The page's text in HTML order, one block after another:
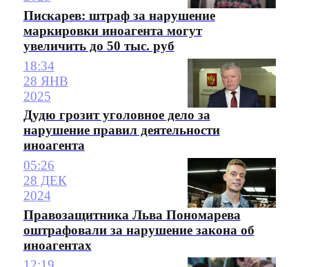
Пискарев: штраф за нарушение
маркировки иноагента могут
увеличить до 50 тыс. руб
18:34
28 ЯНВ
2025
Дудю грозит уголовное дело за
нарушение правил деятельности
иноагента
05:26
28 ДЕК
2024
Правозащитника Льва Пономарева
оштрафовали за нарушение закона об
иноагентах